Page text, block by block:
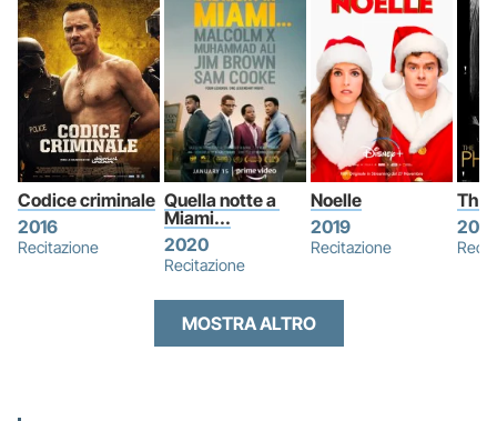
Codice criminale
2016
Recitazione
Quella notte a
Miami...
2020
Recitazione
Noelle
2019
Recitazione
The
MOSTRA ALTRO